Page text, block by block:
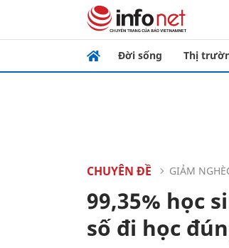
Đời sống Thị
CHUYÊN ĐỀ GIẢM
99,35% học
số đi học